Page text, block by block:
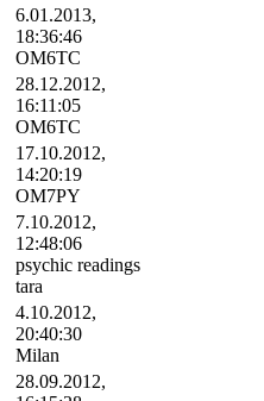
6.01.2013,
18:36:46
OM6TC
28.12.2012,
16:11:05
OM6TC
17.10.2012,
14:20:19
OM7PY
7.10.2012,
12:48:06
psychic readings
tara
4.10.2012,
20:40:30
Milan
28.09.2012,